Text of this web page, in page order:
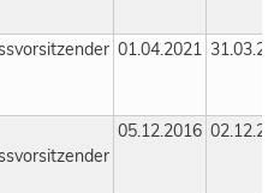
01.04.2021
05.12.2016